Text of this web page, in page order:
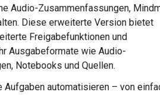
Audio-Zusammenfassungen,
Diese erweiterte Version bietet
Freigabefunktionen und
Ausgabeformate wie Audio-
Notebooks und Quellen.
Aufgaben automatisieren – von